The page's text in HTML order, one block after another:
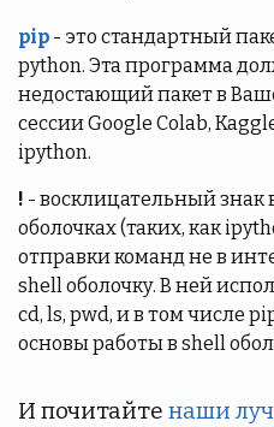
pip - это стандартный
python. Эта программа
недостающий пакет в
сессии Google Colab,
ipython.
! - восклицательный знак
оболочках (таких, как
отправки команд не в
shell оболочку. В ней
cd, ls, pwd, и в том числе
основы работы в shell
И почитайте наши